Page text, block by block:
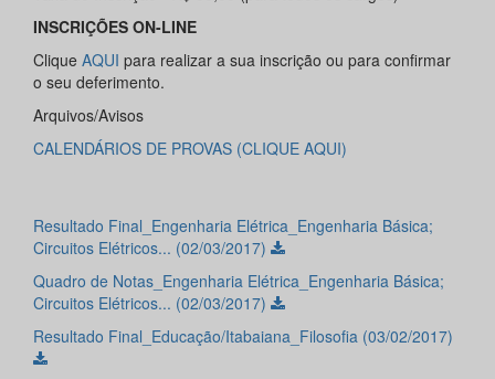
INSCRIÇÕES ON-LINE
Clique AQUI para realizar a sua inscrição ou para confirmar
o seu deferimento.
Arquivos/Avisos
CALENDÁRIOS DE PROVAS (CLIQUE AQUI)
Resultado Final_Engenharia Elétrica_Engenharia Básica;
Circuitos Elétricos... (02/03/2017)
Quadro de Notas_Engenharia Elétrica_Engenharia Básica;
Circuitos Elétricos... (02/03/2017)
Resultado Final_Educação/Itabaiana_Filosofia (03/02/2017)